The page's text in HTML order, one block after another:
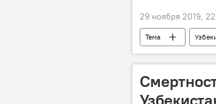
29 ноября 2019,
Тема
Минобороны